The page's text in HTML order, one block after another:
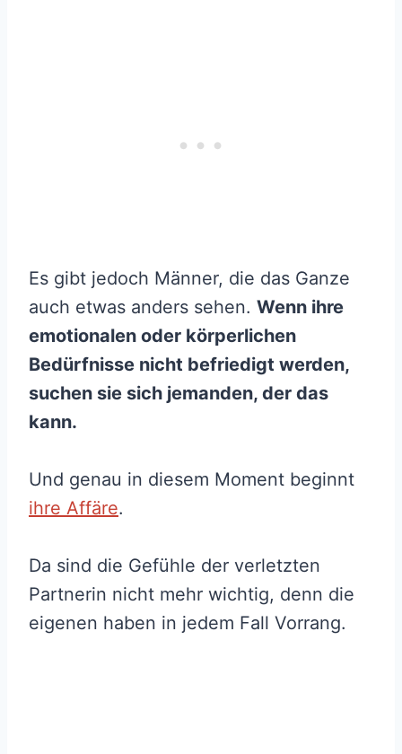
Es gibt jedoch Männer, die das Ganze
auch etwas anders sehen. Wenn ihre
emotionalen oder körperlichen
Bedürfnisse nicht befriedigt werden,
suchen sie sich jemanden, der das
kann.
Und genau in diesem Moment beginnt
ihre Affäre.
Da sind die Gefühle der verletzten
Partnerin nicht mehr wichtig, denn die
eigenen haben in jedem Fall Vorrang.